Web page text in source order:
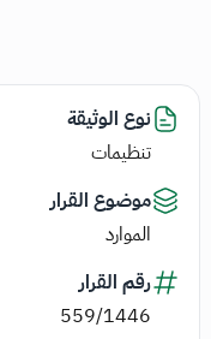
نوع الوثيقة
تنظيمات
موضوع القرار
الموارد
رقم القرار
559/1446